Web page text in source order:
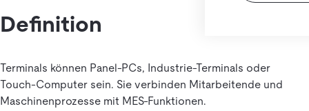
Definition
Terminals können Panel-PCs, Industrie-Terminals oder
Touch-Computer sein. Sie verbinden Mitarbeitende und
Maschinenprozesse mit MES-Funktionen.